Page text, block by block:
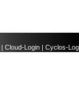
|Cloud-Login |Cyclos-